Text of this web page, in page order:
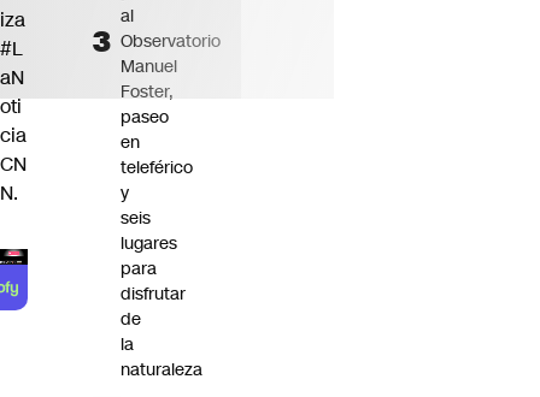
iza
#L
aN
oti
cia
CN
N.
al
Observatorio
Manuel
Foster,
paseo
en
teleférico
y
seis
lugares
para
disfrutar
de
la
naturaleza